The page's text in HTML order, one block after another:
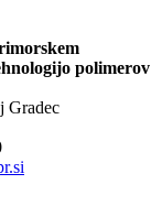
polimerov
Gradec